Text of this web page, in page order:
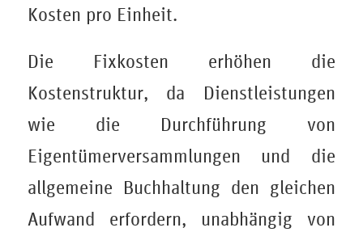
Kosten pro Einheit.
Die Fixkosten erhöhen die
Kostenstruktur, da Dienstleistungen
wie die Durchführung von
Eigentümerversammlungen und die
allgemeine Buchhaltung den gleichen
Aufwand erfordern, unabhängig von